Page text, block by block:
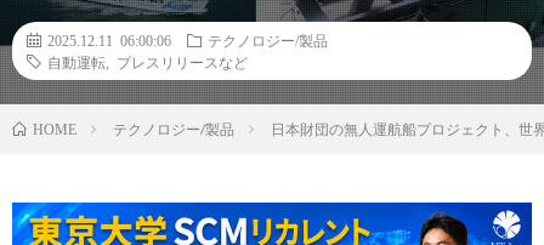
2025.12.11 06:00:06
テクノロジー/製品
自動運転
プレスリリースなど
HOME テクノロジー/製品 日本財団の無人運航船プロジェクト、世